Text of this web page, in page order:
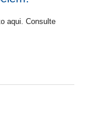
aqui. Consulte